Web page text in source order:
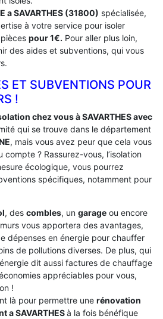
a SAVARTHES (31800) spécialisée,
à votre service pour isoler
pour 1€. Pour aller plus loin,
des aides et subventions, qui vous
ET SUBVENTIONS POUR
!
chez vous à SAVARTHES avec
qui se trouve dans le département
, mais vous avez peur que cela vous
? Rassurez-vous, l’isolation
écologique, vous pourrez
spécifiques, notamment pour
, des combles, un garage ou encore
vous apportera des avantages,
dépenses en énergie pour chauffer
de pollutions diverses. De plus, qui
dit aussi factures de chauffage
appréciables pour vous,
!
là pour permettre une rénovation
aSAVARTHESà la fois bénéfique